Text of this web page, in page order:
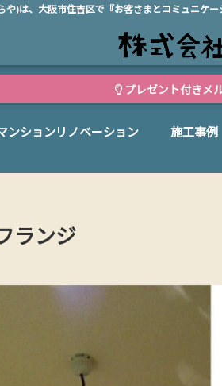
や)は、大阪市住吉区で『お客さまとコミュニケ
プレゼント付きメ
ンションリノベーション 施工事例
ランジ